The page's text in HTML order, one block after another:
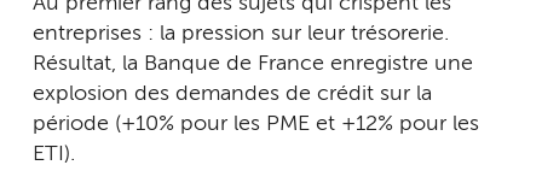
entreprises : la pression sur leur trésorerie.
Résultat, la Banque de France enregistre une
explosion des demandes de crédit sur la
période (+10% pour les PME et +12% pour les
ETI).